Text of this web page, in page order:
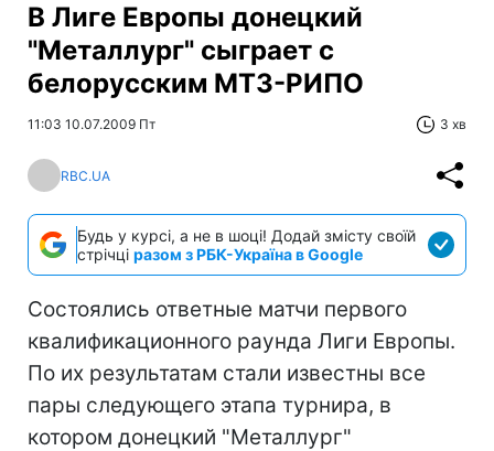
В Лиге Европы донецкий
"Металлург" сыграет с
белорусским МТЗ-РИПО
11:03 10.07.2009 Пт 3 хв
RBC.UA
Будь у курсі, а не в шоці! Додай змісту своїй
стрічці разом з РБК-Україна в Google
Состоялись ответные матчи первого
квалификационного раунда Лиги Европы.
По их результатам стали известны все
пары следующего этапа турнира, в
котором донецкий "Металлург"